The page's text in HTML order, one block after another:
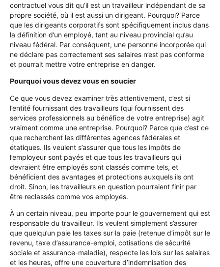
contractuel vous dit qu’il est un travailleur indépendant de sa
propre société, où il est aussi un dirigeant. Pourquoi? Parce
que les dirigeants corporatifs sont spécifiquement inclus dans
la définition d’un employé, tant au niveau provincial qu’au
niveau fédéral. Par conséquent, une personne incorporée qui
ne déclare pas correctement ses salaires n’est pas conforme
et pourrait mettre votre entreprise en danger.
Pourquoi vous devez vous en soucier
Ce que vous devez examiner très attentivement, c’est si
l’entité fournissant des travailleurs (qui fournissent des
services professionnels au bénéfice de votre entreprise) agit
vraiment comme une entreprise. Pourquoi? Parce que c’est ce
que recherchent les différentes agences fédérales et
étatiques. Ils veulent s’assurer que tous les impôts de
l’employeur sont payés et que tous les travailleurs qui
devraient être employés sont classés comme tels, et
bénéficient des avantages et protections auxquels ils ont
droit. Sinon, les travailleurs en question pourraient finir par
être reclassés comme vos employés.
À un certain niveau, peu importe pour le gouvernement qui est
responsable du travailleur. Ils veulent simplement s’assurer
que quelqu’un paie les taxes sur la paie (retenue d’impôt sur le
revenu, taxe d’assurance-emploi, cotisations de sécurité
sociale et assurance-maladie), respecte les lois sur les salaires
et les heures, offre une couverture d’indemnisation des